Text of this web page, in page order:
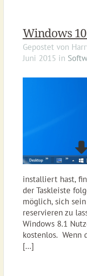
Windows
Gepostet von
Juni 2015 in
installiert hast,
der Taskleiste
möglich, sich
reservieren zu
Windows 8.1
kostenlos. Wenn
[…]